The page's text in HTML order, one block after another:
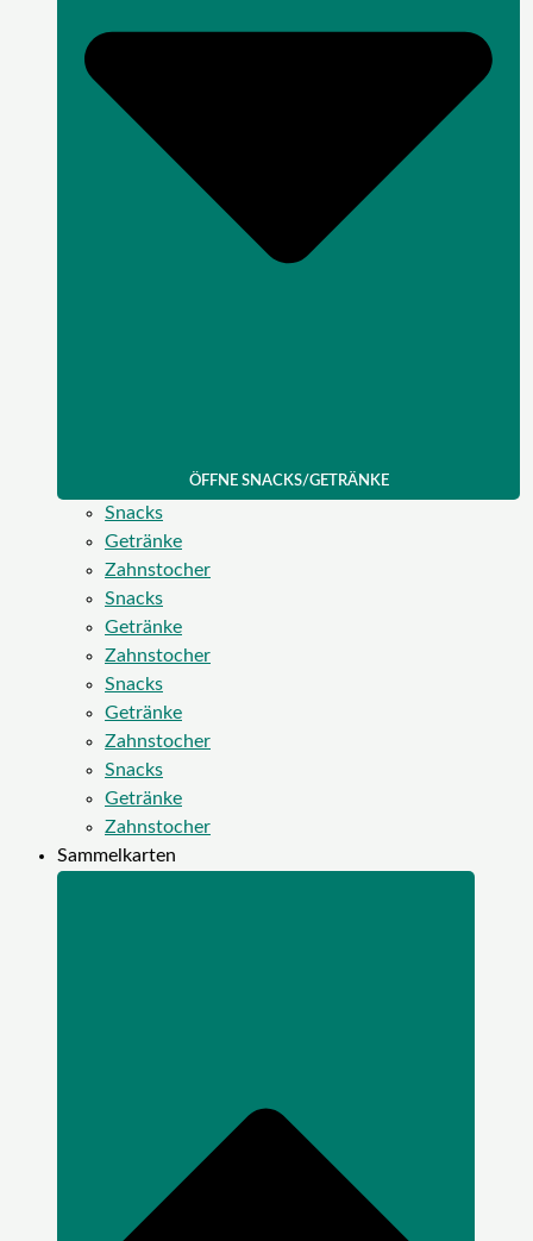
ÖFFNE SNACKS/GETRÄNKE
Snacks
Getränke
Zahnstocher
Snacks
Getränke
Zahnstocher
Snacks
Getränke
Zahnstocher
Snacks
Getränke
Zahnstocher
Sammelkarten